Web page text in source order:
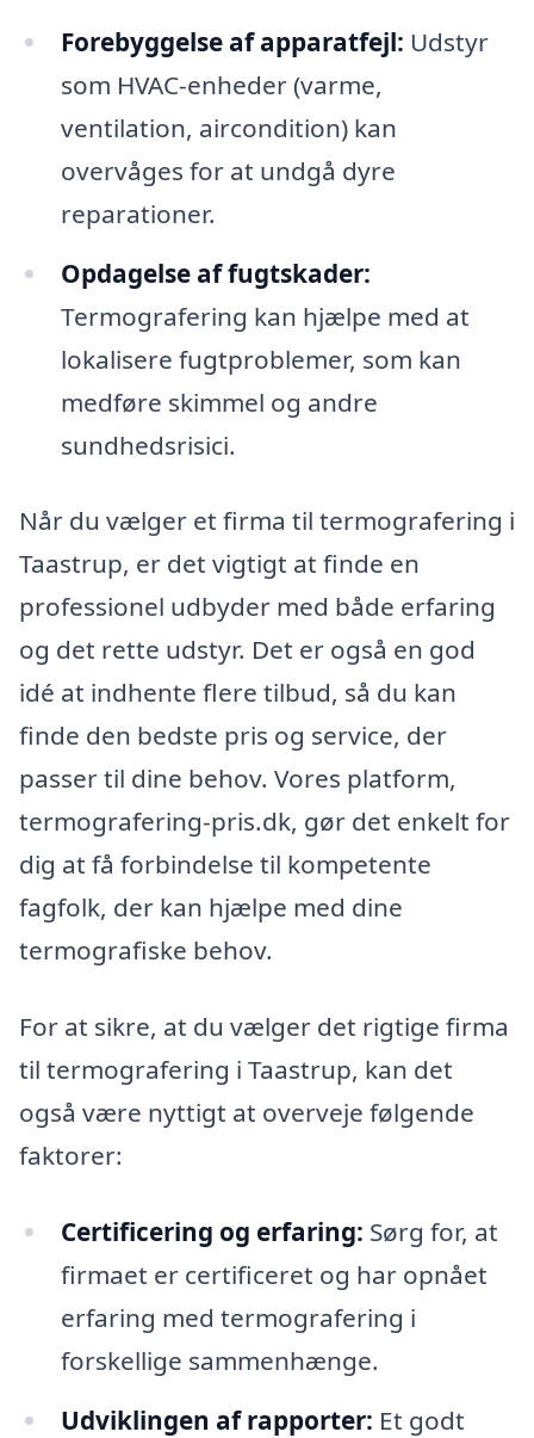
Forebyggelse af apparatfejl: Udstyr
som HVAC-enheder (varme,
ventilation, aircondition) kan
overvåges for at undgå dyre
reparationer.
Opdagelse af fugtskader:
Termografering kan hjælpe med at
lokalisere fugtproblemer, som kan
medføre skimmel og andre
sundhedsrisici.
Når du vælger et firma til termografering i
Taastrup, er det vigtigt at finde en
professionel udbyder med både erfaring
og det rette udstyr. Det er også en god
idé at indhente flere tilbud, så du kan
finde den bedste pris og service, der
passer til dine behov. Vores platform,
termografering-pris.dk, gør det enkelt for
dig at få forbindelse til kompetente
fagfolk, der kan hjælpe med dine
termografiske behov.
For at sikre, at du vælger det rigtige firma
til termografering i Taastrup, kan det
også være nyttigt at overveje følgende
faktorer:
Certificering og erfaring: Sørg for, at
firmaet er certificeret og har opnået
erfaring med termografering i
forskellige sammenhænge.
Udviklingen af rapporter: Et godt